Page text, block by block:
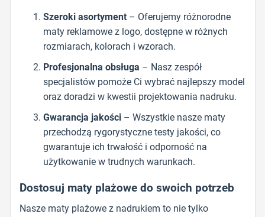
Szeroki asortyment– Oferujemy różnorodne
maty reklamowe z logo, dostępne w różnych
rozmiarach, kolorach i wzorach.
Profesjonalna obsługa – Nasz zespół
specjalistów pomoże Ci wybrać najlepszy model
oraz doradzi w kwestii projektowania nadruku.
Gwarancja jakości– Wszystkie nasze maty
przechodzą rygorystyczne testy jakości, co
gwarantuje ich trwałość i odporność na
użytkowanie w trudnych warunkach.
Dostosuj maty plażowe do swoich potrzeb
Nasze maty plażowe z nadrukiem to nie tylko